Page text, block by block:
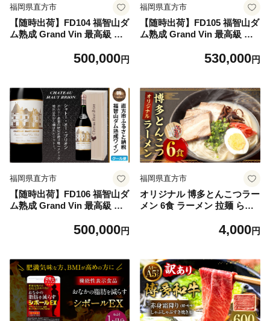
福岡県直方市
【随時出荷】FD104 福智山ダ
ム熟成 Grand Vin 最高級 赤
500,000円
福岡県直方市
【随時出荷】FD105 福智山ダ
ム熟成 Grand Vin 最高級 赤
530,000円
福岡県直方市
【随時出荷】FD106 福智山ダ
ム熟成 Grand Vin 最高級 赤
500,000円
福岡県直方市
オリジナル 博多とんこつラー
メン 6食 ラーメン 拉麺 らー
4,000円